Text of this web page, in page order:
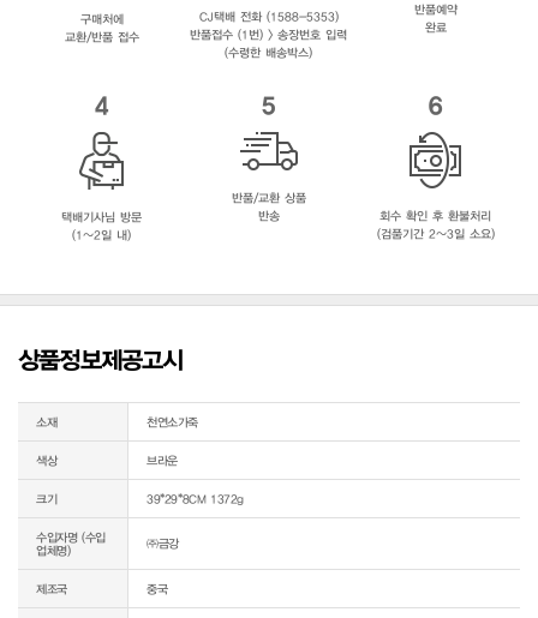
구매처에
교환/반품 접수
CJ택배 전화 (1588-5353)
반품접수 (1번) > 송장번호 입력
(수령한 배송박스)
반품예약
완료
4
택배기사님 방문
(1~2일 내)
5
반품/교환 상품
반송
6
회수 확인 후 환불처리
(검품기간 2~3일 소요)
상품정보제공고시
소재 천연소가죽
색상 브라운
크기 39*29*8CM 1372g
수입자명 (수입
업체명)
㈜금강
제조국 중국